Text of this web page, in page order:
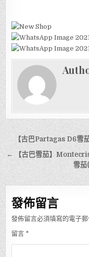
文
章
導
覽
【古巴Partagas D6雪
← 【古巴雪茄】
雪茄
發佈留言
發佈留言必須填寫的電子
留言 *